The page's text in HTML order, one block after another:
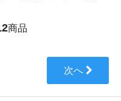
商品
次へ